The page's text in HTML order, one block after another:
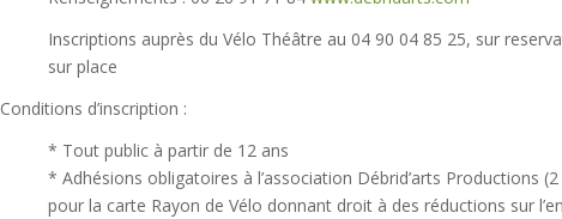
Inscriptions auprès du Vélo Théâtre au 04 90 04 85 25, sur
sur place
Conditions d’inscription :
* Tout public à partir de 12 ans
* Adhésions obligatoires à l’association Débrid’arts Productions
pour la carte Rayon de Vélo donnant droit à des réductions sur